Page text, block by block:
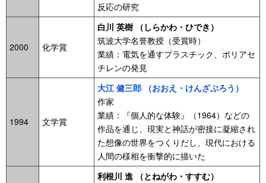
反応の研究
2000 化学賞
白川 英樹 （しらかわ・ひでき）
筑波大学名誉教授（受賞時）
業績：電気を通すプラスチック、ポリアセ
チレンの発見
1994 文学賞
大江 健三郎 （おおえ・けんざぶろう）
作家
業績：『個人的な体験』（1964）などの
作品を通じ、現実と神話が密接に凝縮され
た想像の世界をつくりだし、現代における
人間の様相を衝撃的に描いた
利根川 進 （とねがわ・すすむ）